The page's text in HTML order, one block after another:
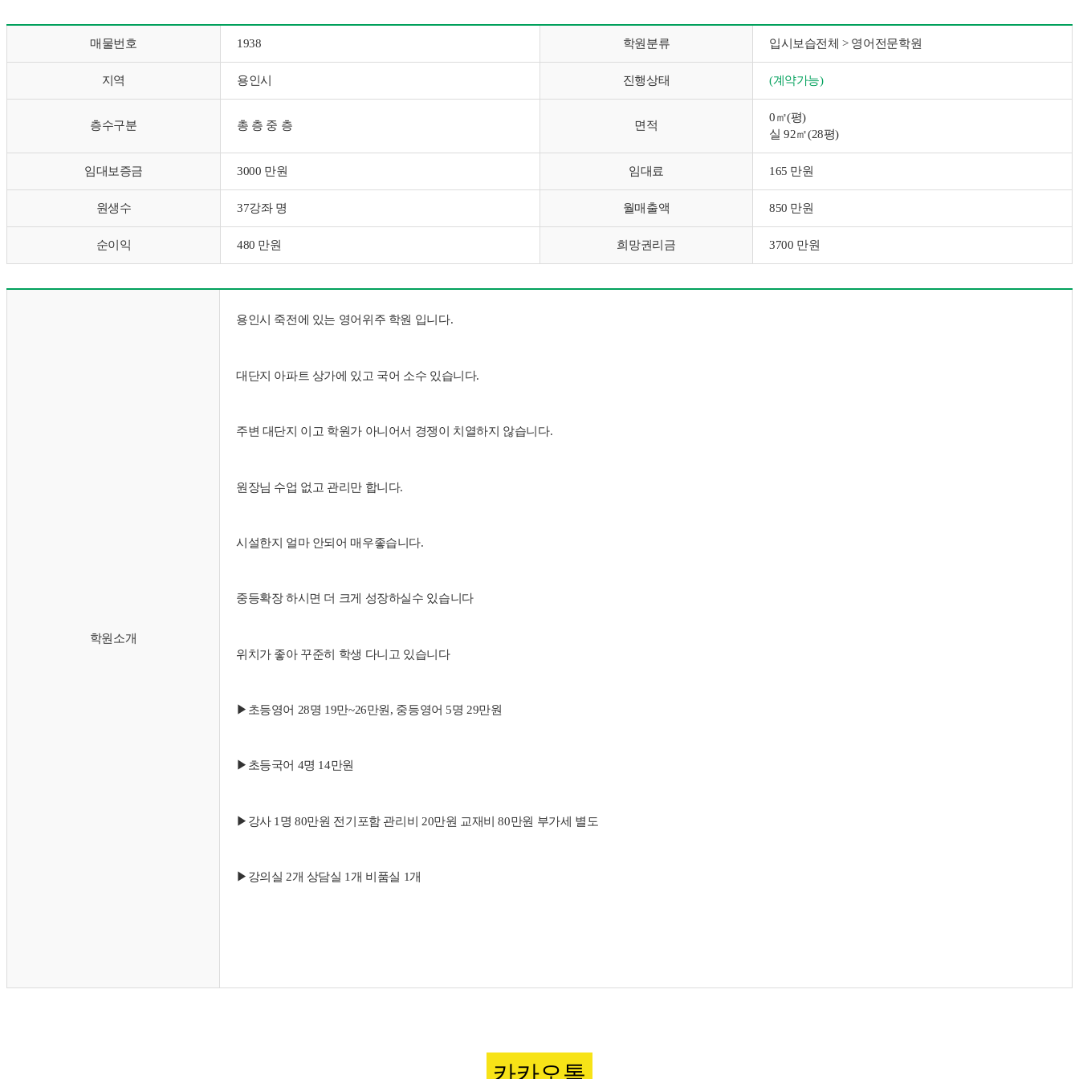
매물번호 1938 학원분류 입시보습전체 > 영어전문학원
지역 용인시 진행상태 (계약가능)
층수구분 총 층 중 층 면적
0㎡(평)
실 92㎡(28평)
임대보증금 3000 만원 임대료 165 만원
원생수 37강좌 명 월매출액 850 만원
순이익 480 만원 희망권리금 3700 만원
학원소개
용인시 죽전에 있는 영어위주 학원 입니다.
대단지 아파트 상가에 있고 국어 소수 있습니다.
주변 대단지 이고 학원가 아니어서 경쟁이 치열하지 않습니다.
원장님 수업 없고 관리만 합니다.
시설한지 얼마 안되어 매우좋습니다.
중등확장 하시면 더 크게 성장하실수 있습니다
위치가 좋아 꾸준히 학생 다니고 있습니다
▶초등영어 28명 19만~26만원, 중등영어 5명 29만원
▶초등국어 4명 14만원
▶강사 1명 80만원 전기포함 관리비 20만원 교재비 80만원 부가세 별도
▶강의실 2개 상담실 1개 비품실 1개
카카오톡